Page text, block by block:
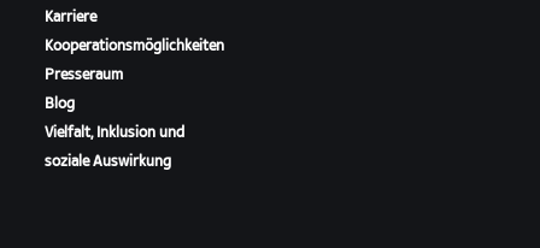
Karriere
Kooperationsmöglichkeiten
Presseraum
Blog
Vielfalt, Inklusion und
soziale Auswirkung